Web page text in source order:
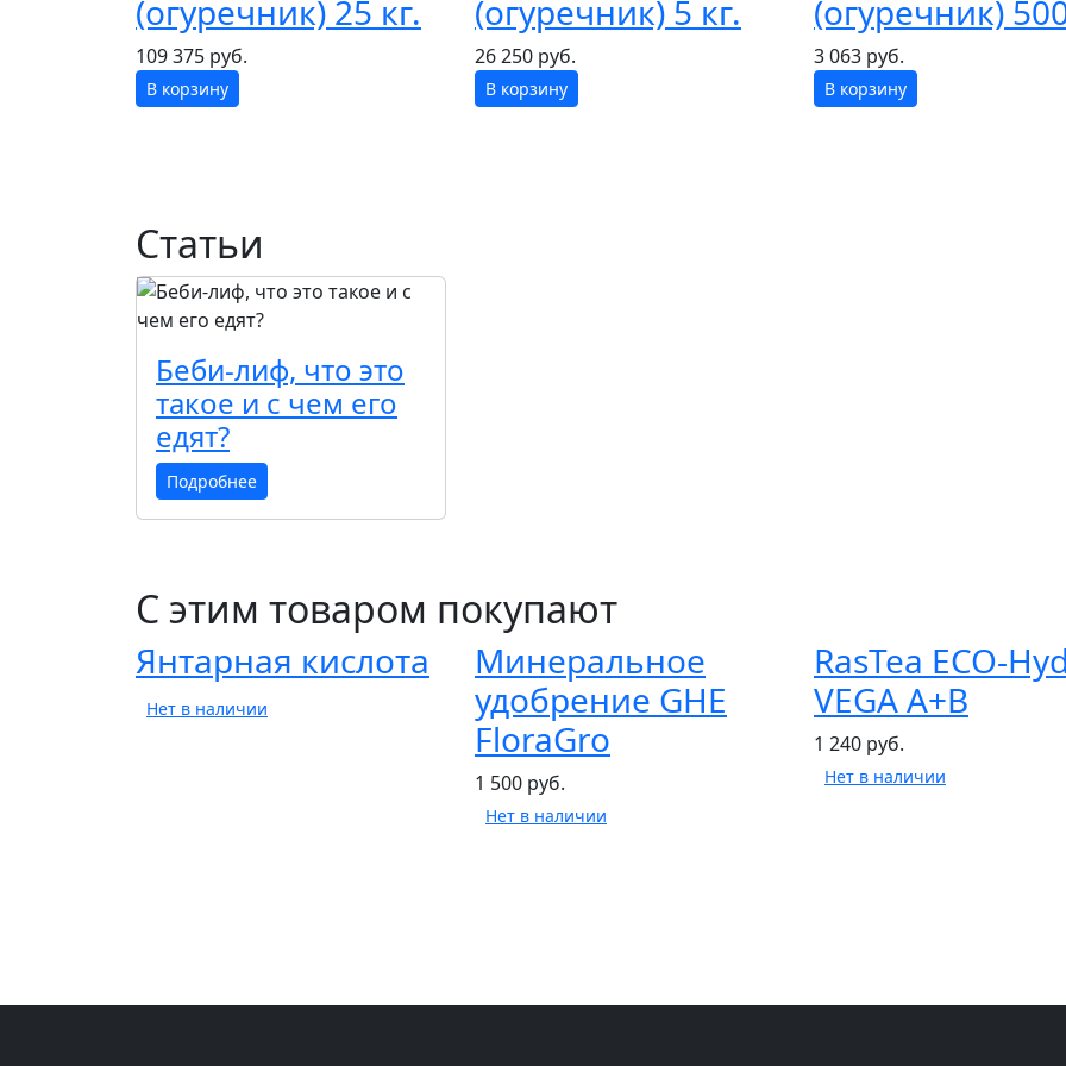
(огуречник) 25 кг.
109 375 руб.
В корзину
(огуречник) 5 кг.
26 250 руб.
В корзину
(огуречник)
3 063 руб.
В корзину
Статьи
Беби-лиф, что это
такое и с чем его
едят?
Подробнее
С этим товаром покупают
Янтарная кислота
Нет в наличии
Минеральное
удобрение GHE
FloraGro
1 500 руб.
Нет в наличии
RasTea ECO-
VEGA A+B
1 240 руб.
Нет в наличии